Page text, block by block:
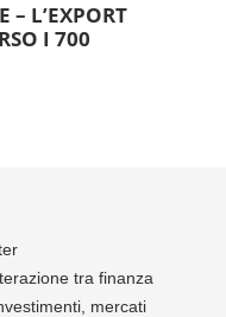
– L’EXPORT
I 700
tra finanza
mercati